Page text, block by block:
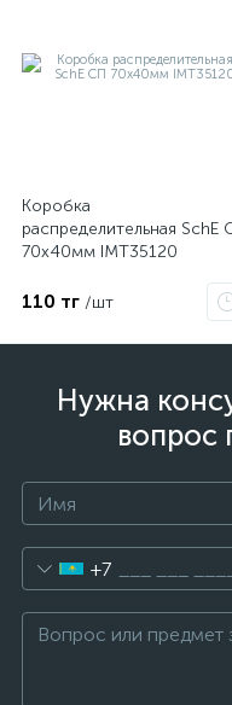
Коробка
распределительная SchE
70х40мм IMT35120
110 тг /шт
Нужна
вопрос
+7